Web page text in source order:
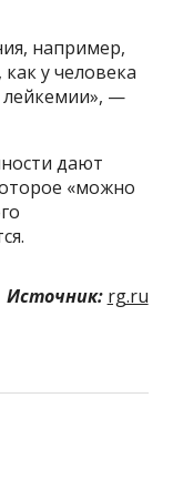
например,
у человека
лейкемии», —
дают
«можно
Источник: rg.ru